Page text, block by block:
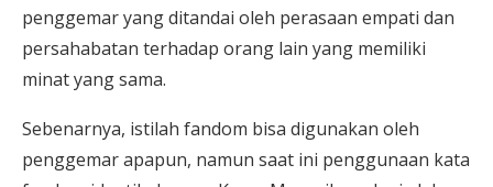
penggemar yang ditandai oleh perasaan empati dan
persahabatan terhadap orang lain yang memiliki
minat yang sama.
Sebenarnya, istilah fandom bisa digunakan oleh
penggemar apapun, namun saat ini penggunaan kata